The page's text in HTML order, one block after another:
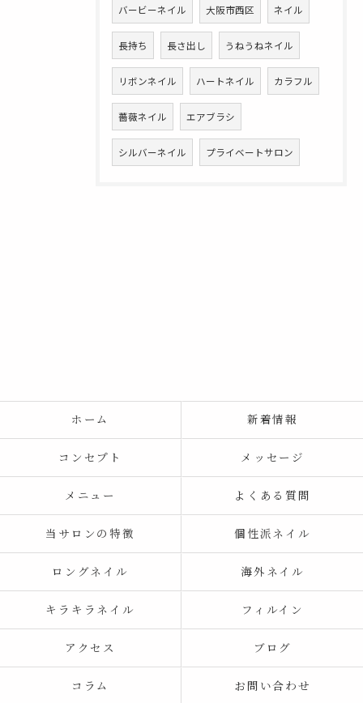
バービーネイル 大阪市西区 ネイル
長持ち 長さ出し うねうねネイル
リボンネイル ハートネイル カラフル
薔薇ネイル エアブラシ
シルバーネイル プライベートサロン
ホーム 新着情報
コンセプト メッセージ
メニュー よくある質問
当サロンの特徴 個性派ネイル
ロングネイル 海外ネイル
キラキラネイル フィルイン
アクセス ブログ
コラム お問い合わせ